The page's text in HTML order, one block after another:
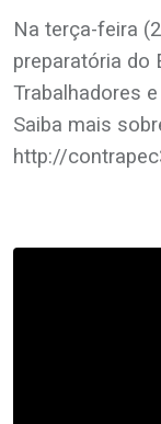
Na terça-feira
preparatória do
Trabalhadores
Saiba mais
http://